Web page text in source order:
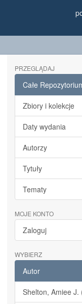
PRZEGLĄDAJ
Całe
Zbiory i kolekcje
Daty wydania
Autorzy
Tytuły
Tematy
MOJE KONTO
Zaloguj
WYBIERZ
Autor
Shelton, Amiee J.